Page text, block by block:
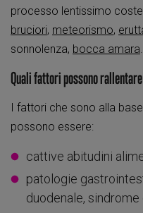
processo lentissimo
bruciori, meteorismo,
sonnolenza, bocca amara.
Quali fattori possono
I fattori che sono alla
possono essere:
cattive abitudini
patologie
duodenale,